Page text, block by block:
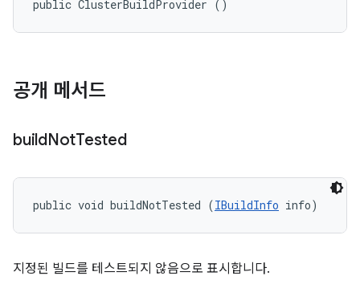
public ClusterBuildProvider ()
공개 메서드
buildNotTested
public void buildNotTested (IBuildInfo info)
지정된 빌드를 테스트되지 않음으로 표시합니다.